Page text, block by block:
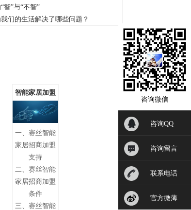
智”与“不智”
们的生活解决了哪些问题？
智能家居加盟
一、赛丝智能
家居招商加盟
支持
二、赛丝智能
家居招商加盟
条件
三、赛丝智能
咨询微信
咨询QQ
咨询留言
联系电话
官方微薄